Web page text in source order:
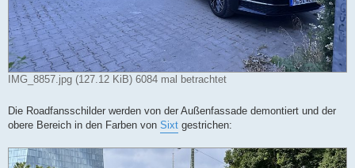
IMG_8857.jpg (127.12 KiB) 6084 mal betrachtet
Die Roadfansschilder werden von der Außenfassade demontiert und der
obere Bereich in den Farben von Sixt gestrichen: